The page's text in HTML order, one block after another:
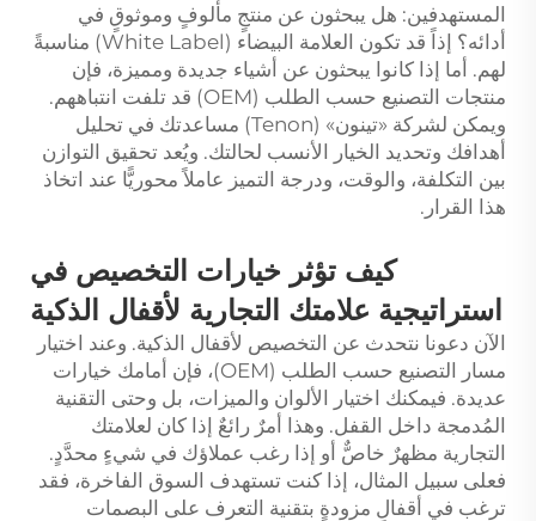
المستهدفين: هل يبحثون عن منتجٍ مألوفٍ وموثوقٍ في
أدائه؟ إذاً قد تكون العلامة البيضاء (White Label) مناسبةً
لهم. أما إذا كانوا يبحثون عن أشياء جديدة ومميزة، فإن
منتجات التصنيع حسب الطلب (OEM) قد تلفت انتباههم.
ويمكن لشركة «تينون» (Tenon) مساعدتك في تحليل
أهدافك وتحديد الخيار الأنسب لحالتك. ويُعد تحقيق التوازن
بين التكلفة، والوقت، ودرجة التميز عاملاً محوريًّا عند اتخاذ
هذا القرار.
كيف تؤثر خيارات التخصيص في
استراتيجية علامتك التجارية لأقفال الذكية
الآن دعونا نتحدث عن التخصيص لأقفال الذكية. وعند اختيار
مسار التصنيع حسب الطلب (OEM)، فإن أمامك خيارات
عديدة. فيمكنك اختيار الألوان والميزات، بل وحتى التقنية
المُدمجة داخل القفل. وهذا أمرٌ رائعٌ إذا كان لعلامتك
التجارية مظهرٌ خاصٌّ أو إذا رغب عملاؤك في شيءٍ محدَّدٍ.
فعلى سبيل المثال، إذا كنت تستهدف السوق الفاخرة، فقد
ترغب في أقفالٍ مزودةٍ بتقنية التعرف على البصمات